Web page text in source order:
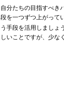
自分たちの目指すべき
段を一つずつ上がって
う手段を活用しましょう
しいことですが、少な